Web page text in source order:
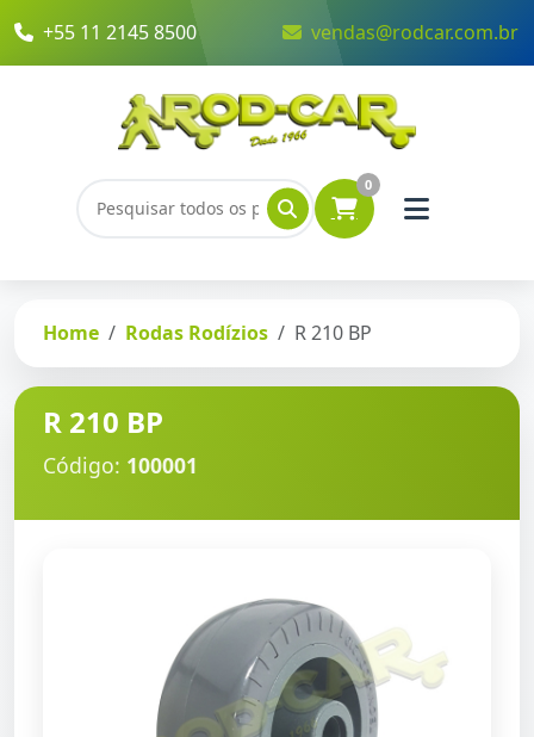
+55 11 2145 8500 vendas@rodcar.com.br
0
Home Rodas Rodízios R 210 BP
R 210 BP
Código: 100001